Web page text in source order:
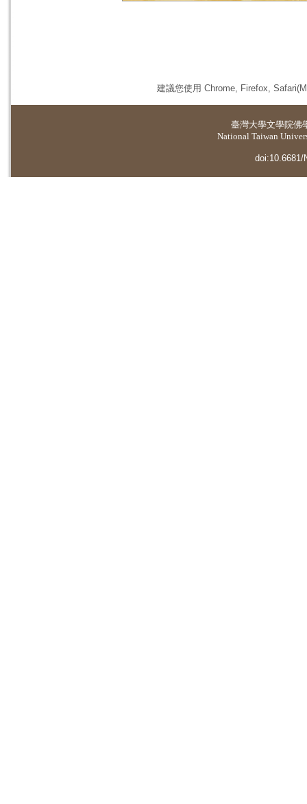
建議您使用 Chrome, Firefox,
臺灣大學文學院佛
National Taiwan
doi:10.6681/